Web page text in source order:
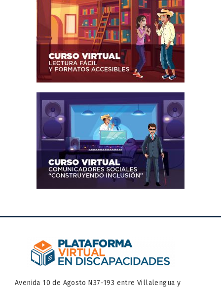
Avenida 10 de Agosto N37-193 entre Villalengua y